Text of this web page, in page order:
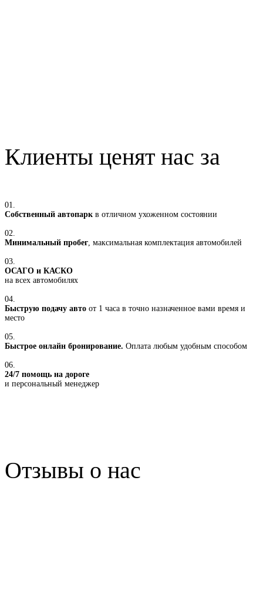
Клиенты ценят нас за
01.
Собственный автопарк в отличном ухоженном состоянии
02.
Минимальный пробег, максимальная комплектация автомобилей
03.
ОСАГО и КАСКО
на всех автомобилях
04.
Быструю подачу авто от 1 часа в точно назначенное вами время и
место
05.
Быстрое онлайн бронирование. Оплата любым удобным способом
06.
24/7 помощь на дороге
и персональный менеджер
Отзывы о нас